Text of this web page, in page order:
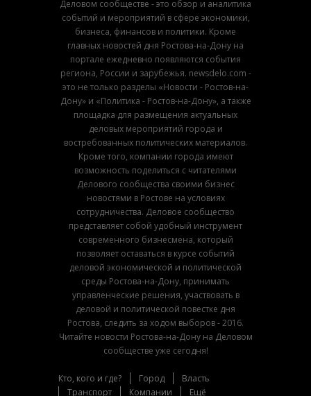
Деловом сообществе - это обзор и аналитика
событий и мероприятий в сфере экономики,
бизнеса, финансов и политики. Кроме
главных новостей дня Ростова-на-Дону на
портале ежедневно появляются события
региона, России и зарубежья. newsdelo.com -
это не только разделы «Новости - Ростов-на-
Дону» и «Политика - Ростов-на-Дону», а также
площадка для размещения актуальных
деловых мероприятий города и
востребованных политических материалов.
Кроме того, компании города имеют
возможность поделиться с читателями
Делового сообщества своими бизнес
новостями в Ростове на условиях
сотрудничества. Деловое сообщество
представляет собой удобный инструмент
современного бизнесмена, который
позволяет оставаться в курсе событий
деловой экономической и политической
среды Ростова-на-Дону, принимать
управленческие решения, участвовать в
деловой и политической повестке дня
Ростова, следить за ходом выборов - 2016.
Читайте новости Ростова-на-Дону на Деловом
сообществе уже сегодня!
Кто, кого и где? Город
Власть
Транспорт
Компании Ещё